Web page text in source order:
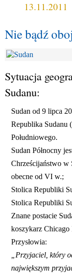
13.11.2011
Nie bądź
Sytuacja
Sudanu:
Sudan od 9 lipca
Republika Sudanu
Południowego.
Sudan Północny
Chrześcijaństwo w
obecne od VI w.;
Stolica Republiki
Stolica Republiki
Znane postacie
koszykarz Chicago
Przysłowia:
„Przyjaciel, który
największym